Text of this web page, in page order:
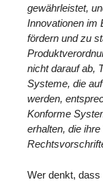
gewährleistet,
Innovationen im
fördern und zu
nicht darauf ab,
Systeme, die
werden,
Konforme
erhalten, die
Wer denkt,